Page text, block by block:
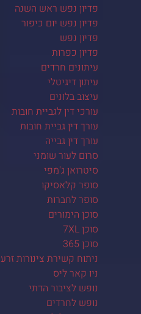
פדיון נפש ראש השנה
פדיון נפש יום כיפור
פדיון נפש
פדיון כפרות
עיתונים חרדים
עיתון דיגיטלי
עיצוב בלונים
עורכי דין לגביית חובות
עורך דין גביית חובות
עורך דין גבייה
סרום לעור שומני
סיטרואן ג'מפי
סופר קלאסיקו
סופר לחברות
סוכן הימורים
סוכן 7XL
סוכן 365
ניתוח קשירת צינורות זרע
ניו קאר ליס
נופש לציבור הדתי
נופש לחרדים